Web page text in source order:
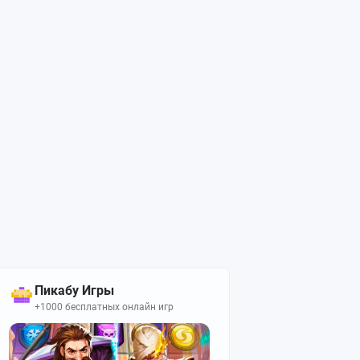
Пикабу Игры
+1000 бесплатных онлайн игр